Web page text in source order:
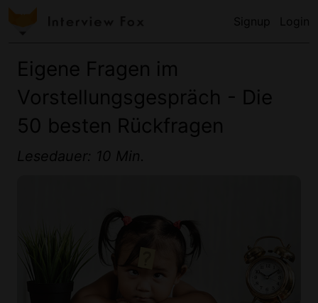
Signup Login
Eigene Fragen im
Vorstellungsgespräch - Die
50 besten Rückfragen
Lesedauer: 10 Min.